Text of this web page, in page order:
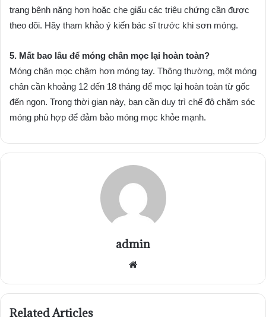
trạng bệnh nặng hơn hoặc che giấu các triệu chứng cần được
theo dõi. Hãy tham khảo ý kiến bác sĩ trước khi sơn móng.
5. Mất bao lâu để móng chân mọc lại hoàn toàn?
Móng chân mọc chậm hơn móng tay. Thông thường, một móng
chân cần khoảng 12 đến 18 tháng để mọc lại hoàn toàn từ gốc
đến ngọn. Trong thời gian này, bạn cần duy trì chế độ chăm sóc
móng phù hợp để đảm bảo móng mọc khỏe mạnh.
admin
Website
Related Articles